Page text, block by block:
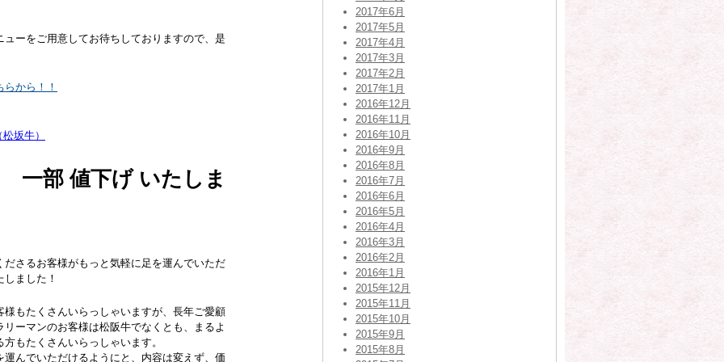
ーをご用意してお待ちしておりますので、是
から！！
坂牛）
一部 値下げ いたしま
さるお客様がもっと気軽に足を運んでいただ
ました！
もたくさんいらっしゃいますが、長年ご愛顧
ーマンのお客様は松阪牛でなくとも、まるよ
もたくさんいらっしゃいます。
んでいただけるようにと、内容は変えず、価
2017年6月
2017年5月
2017年4月
2017年3月
2017年2月
2017年1月
2016年12月
2016年11月
2016年10月
2016年9月
2016年8月
2016年7月
2016年6月
2016年5月
2016年4月
2016年3月
2016年2月
2016年1月
2015年12月
2015年11月
2015年10月
2015年9月
2015年8月